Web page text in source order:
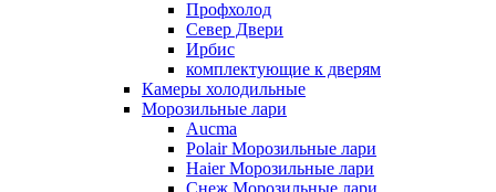
Профхолод
Север Двери
Ирбис
комплектующие к дверям
Камеры холодильные
Морозильные лари
Aucma
Polair Морозильные лари
Haier Морозильные лари
Снеж Морозильные лари